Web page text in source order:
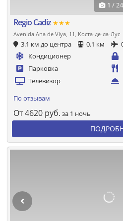
1 / 24
Regio Cadiz ★★★
Avenida Ana de Viya, 11, Коста-де-ла-Лус
3.1 км до центра 0.1 км
Кондиционер
Парковка
Телевизор
По отзывам
От4620 руб. за 1 ночь